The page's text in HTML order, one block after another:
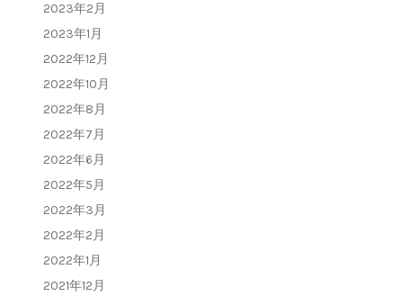
2023年2月
2023年1月
2022年12月
2022年10月
2022年8月
2022年7月
2022年6月
2022年5月
2022年3月
2022年2月
2022年1月
2021年12月